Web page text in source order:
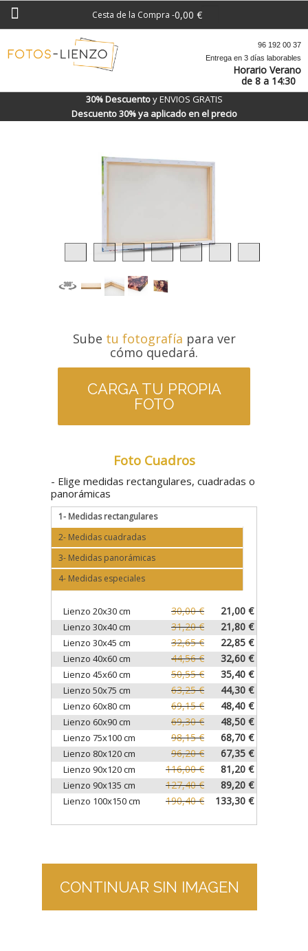
Cesta de la Compra -0,00 €
96 192 00 37
Entrega en 3 días laborables
Horario Verano
de 8 a 14:30
30% Descuentoy ENVIOS GRATIS
Descuento 30% ya aplicado en el precio
Sube tu fotografía para ver
cómo quedará.
CARGA TU PROPIA
FOTO
Foto Cuadros
- Elige medidas rectangulares, cuadradas o
panorámicas
1- Medidas rectangulares
2- Medidas cuadradas
3- Medidas panorámicas
4- Medidas especiales
Lienzo 20x30 cm 30,00 € 21,00 €
Lienzo 30x40 cm 31,20 € 21,80 €
Lienzo 30x45 cm 32,65 € 22,85 €
Lienzo 40x60 cm 44,56 € 32,60 €
Lienzo 45x60 cm 50,55 € 35,40 €
Lienzo 50x75 cm 63,25 € 44,30 €
Lienzo 60x80 cm 69,15 € 48,40 €
Lienzo 60x90 cm 69,30 € 48,50 €
Lienzo 75x100 cm 98,15 € 68,70 €
Lienzo 80x120 cm 96,20 € 67,35 €
Lienzo 90x120 cm 116,00 € 81,20 €
Lienzo 90x135 cm 127,40 € 89,20 €
Lienzo 100x150 cm 190,40 € 133,30 €